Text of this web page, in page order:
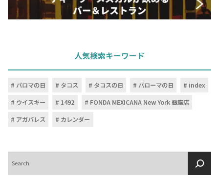
人気検索キーワード
パロマの日 タコス タコスの日 パローマの日
index
ウイスキー
1492
FONDA MEXICANA New York 銀座店
アガバレス
カレンダー
索